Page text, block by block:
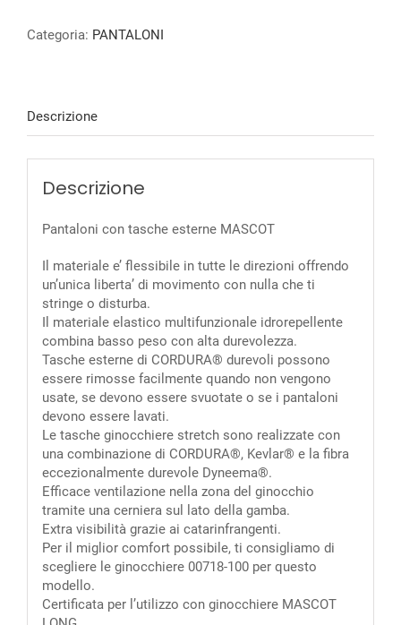
Categoria: PANTALONI
Descrizione
Descrizione
Pantaloni con tasche esterne MASCOT
Il materiale e’ flessibile in tutte le direzioni offrendo
un’unica liberta’ di movimento con nulla che ti
stringe o disturba.
Il materiale elastico multifunzionale idrorepellente
combina basso peso con alta durevolezza.
Tasche esterne di CORDURA® durevoli possono
essere rimosse facilmente quando non vengono
usate, se devono essere svuotate o se i pantaloni
devono essere lavati.
Le tasche ginocchiere stretch sono realizzate con
una combinazione di CORDURA®, Kevlar® e la fibra
eccezionalmente durevole Dyneema®.
Efficace ventilazione nella zona del ginocchio
tramite una cerniera sul lato della gamba.
Extra visibilità grazie ai catarinfrangenti.
Per il miglior comfort possibile, ti consigliamo di
scegliere le ginocchiere 00718-100 per questo
modello.
Certificata per l’utilizzo con ginocchiere MASCOT